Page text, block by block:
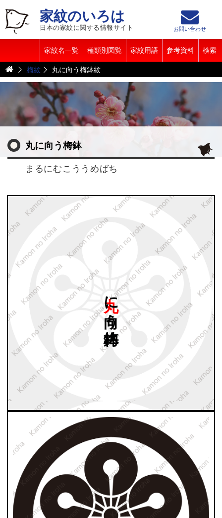
家紋のいろは
日本の家紋に関する情報サイト
家紋名一覧 種類別図覧 家紋用語 参考資料 検索
お問い合わせ
梅紋 丸に向う梅鉢紋
丸に向う梅鉢
まるにむこううめばち
梅鉢